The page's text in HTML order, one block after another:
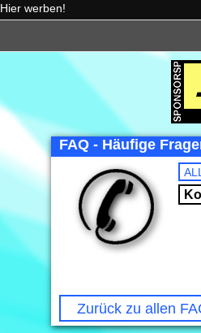
Hier werben!
FAQ - Häufige
Zurück zu allen